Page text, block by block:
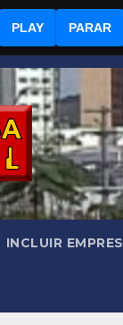
INCLUIR
PLAY PARAR